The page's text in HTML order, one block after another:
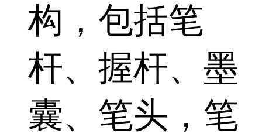
构，包括笔
杆、握杆、墨
囊、笔头，笔